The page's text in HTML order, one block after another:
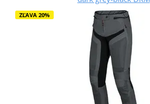
ZĽAVA 20%